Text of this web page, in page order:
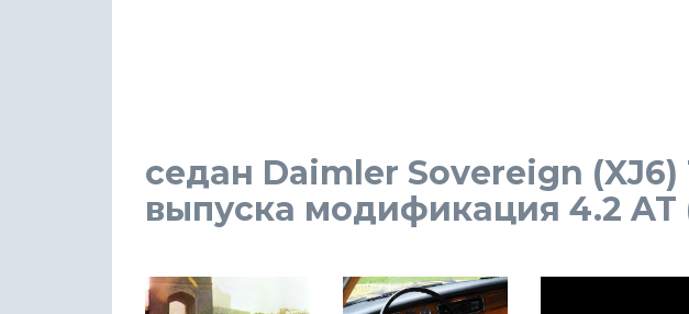
седан Daimler Sovereign (XJ6)
выпуска модификация 4.2 AT